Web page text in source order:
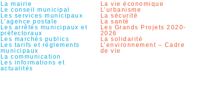
La mairie
Le conseil municipal
Les services municipaux
L’agence postale
Les arrêtés municipaux et
préfectoraux
Les marchés publics
Les tarifs et réglements
municipaux
La communication
Les informations et
actualités
La vie économique
L’urbanisme
La sécurité
La santé
Les Grands Projets 2020-
2026
La solidarité
L’environnement – Cadre
de vie